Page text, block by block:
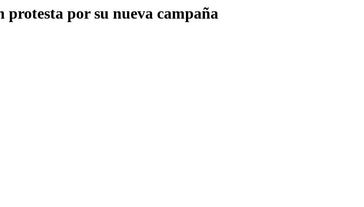
protesta por su nueva campaña